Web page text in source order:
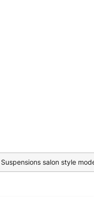
Suspensions salon style